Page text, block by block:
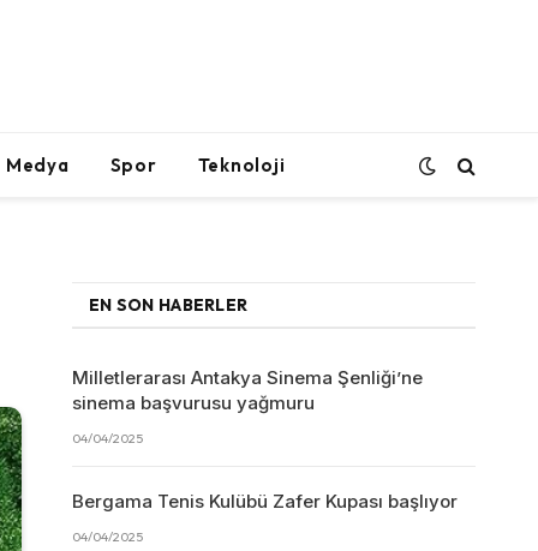
Medya Spor Teknoloji
EN SON HABERLER
Milletlerarası Antakya Sinema Şenliği’ne
sinema başvurusu yağmuru
04/04/2025
Bergama Tenis Kulübü Zafer Kupası başlıyor
04/04/2025